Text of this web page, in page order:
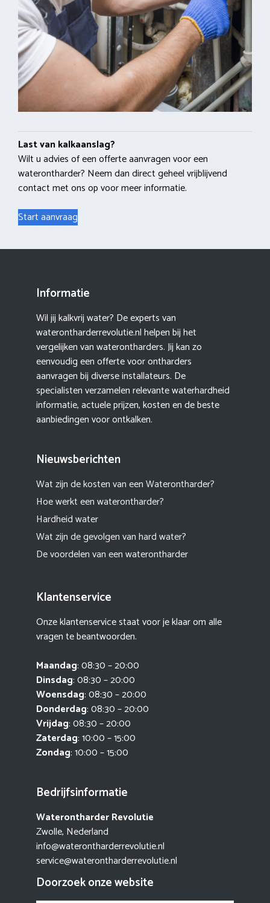
Last van kalkaanslag?
Wilt u advies of een offerte aanvragen voor een
waterontharder? Neem dan direct geheel vrijblijvend
contact met ons op voor meer informatie.
Start aanvraag
Informatie
Wil jij kalkvrij water? De experts van
waterontharderrevolutie.nl helpen bij het
vergelijken van waterontharders. Jij kan zo
eenvoudig een offerte voor ontharders
aanvragen bij diverse installateurs. De
specialisten verzamelen relevante waterhardheid
informatie, actuele prijzen, kosten en de beste
aanbiedingen voor ontkalken.
Nieuwsberichten
Wat zijn de kosten van een Waterontharder?
Hoe werkt een waterontharder?
Hardheid water
Wat zijn de gevolgen van hard water?
De voordelen van een waterontharder
Klantenservice
Onze klantenservice staat voor je klaar om alle
vragen te beantwoorden.
Maandag: 08:30 – 20:00
Dinsdag: 08:30 – 20:00
Woensdag: 08:30 – 20:00
Donderdag: 08:30 – 20:00
Vrijdag: 08:30 – 20:00
Zaterdag: 10:00 – 15:00
Zondag: 10:00 – 15:00
Bedrijfsinformatie
Waterontharder Revolutie
Zwolle, Nederland
info@waterontharderrevolutie.nl
service@waterontharderrevolutie.nl
Doorzoek onze website